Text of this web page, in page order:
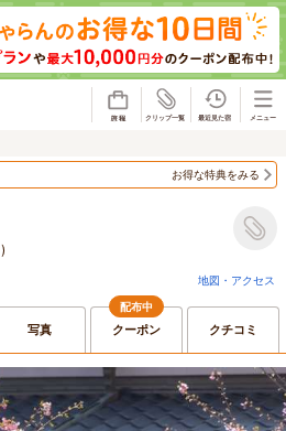
お得な特典をみる
)
地図・アクセス
写真
配布中
クーポン クチコミ